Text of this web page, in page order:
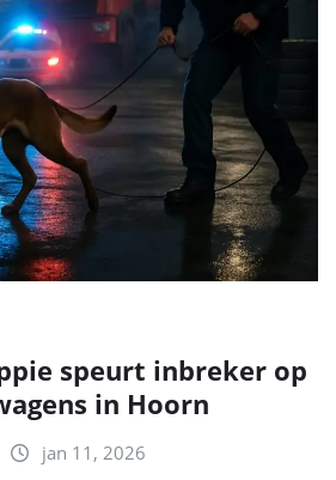
speurt inbreker op
in Hoorn
jan 11, 2026